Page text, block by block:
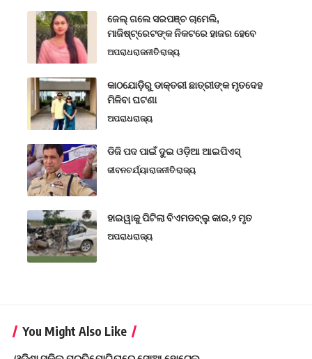
ଜେଲ୍ ଗଲେ ସରପଞ୍ଚ ଚାମେଲି,
ମାଜିଷ୍ଟ୍ରେଟଙ୍କ ନିକଟରେ ହାଜର ହେବେ
ଅପରାଧରାଜନୀତିରାଜ୍ୟ
କାଠଯୋଡ଼ିରୁ ଡାକ୍ତରୀ ଛାତ୍ରୀଙ୍କ ମୃତଦେହ
ମିଳିବା ଘଟଣା
ଅପରାଧରାଜ୍ୟ
ଡିଜି ପଦ ପାଇଁ ଦୁଇ ଓଡ଼ିଆ ଆଇପିଏସ୍
ଜୀବନଚର୍ଯ୍ୟାରାଜନୀତିରାଜ୍ୟ
ହାଇୱାକୁ ପିଟିଲା ବିଏମଡବ୍ଲୁ କାର,୨ ମୃତ
ଅପରାଧରାଜ୍ୟ
You Might Also Like